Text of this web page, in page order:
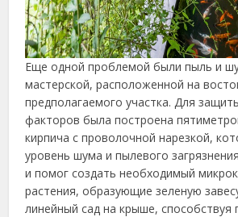
Еще одной проблемой были пыль и
мастерской, расположенной на
предполагаемого участка. Для
факторов была построена
кирпича с проволочной нарезкой,
уровень шума и пылевого
и помог создать необходимый
растения, образующие зеленую
линейный сад на крыше,